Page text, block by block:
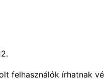
felhasználók írhatnak